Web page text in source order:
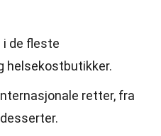
i de fleste
helsekostbutikker.
retter, fra